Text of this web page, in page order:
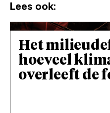
Lees ook:
Het
hoeveel
overleeft de